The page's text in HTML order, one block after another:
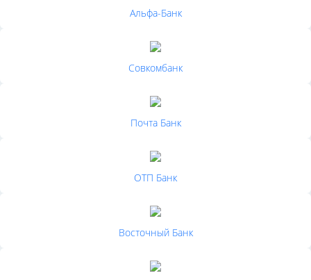
Альфа-Банк
Совкомбанк
Почта Банк
ОТП Банк
Восточный Банк